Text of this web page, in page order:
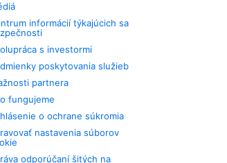
informácií týkajúcich sa
s investormi
poskytovania služieb
partnera
fungujeme
o ochrane súkromia
nastavenia súborov
odporúčaní šitých na